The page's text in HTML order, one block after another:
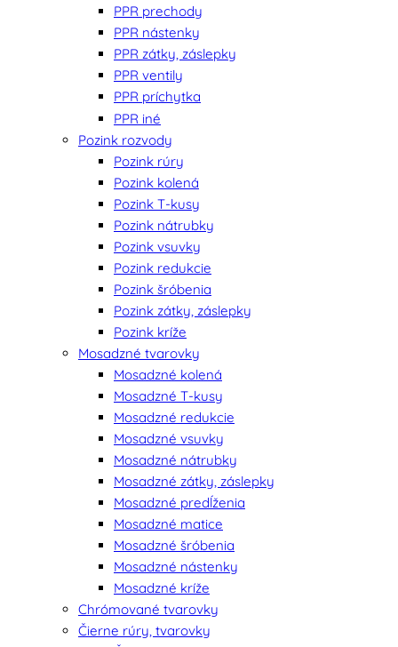
PPR prechody
PPR nástenky
PPR zátky, záslepky
PPR ventily
PPR príchytka
PPR iné
Pozink rozvody
Pozink rúry
Pozink kolená
Pozink T-kusy
Pozink nátrubky
Pozink vsuvky
Pozink redukcie
Pozink šróbenia
Pozink zátky, záslepky
Pozink kríže
Mosadzné tvarovky
Mosadzné kolená
Mosadzné T-kusy
Mosadzné redukcie
Mosadzné vsuvky
Mosadzné nátrubky
Mosadzné zátky, záslepky
Mosadzné predĺženia
Mosadzné matice
Mosadzné šróbenia
Mosadzné nástenky
Mosadzné kríže
Chrómované tvarovky
Čierne rúry, tvarovky